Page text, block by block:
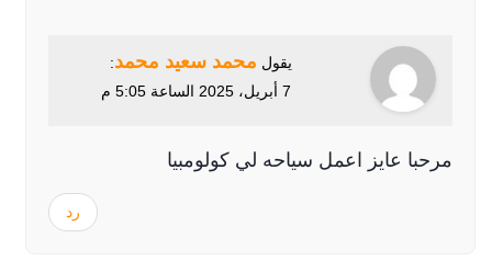
يقول محمد سعيد محمد:
7 أبريل، 2025 الساعة 5:05 م
مرحبا عايز اعمل سياحه لي كولومبيا
رد